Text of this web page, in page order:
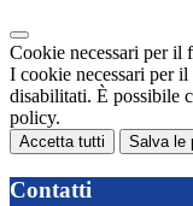
Cookie necessari per il
I cookie necessari per
disabilitati. È possibile
policy.
Accetta tutti Salva le
Contatti